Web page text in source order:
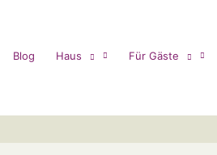
Blog Haus Für Gäste